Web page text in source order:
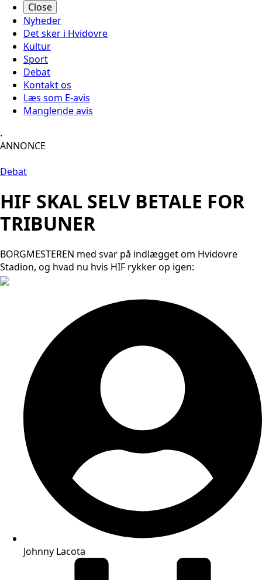
Close
Nyheder
Det sker i Hvidovre
Kultur
Sport
Debat
Kontakt os
Læs som E-avis
Manglende avis
.
ANNONCE
Debat
HIF SKAL SELV BETALE FOR
TRIBUNER
BORGMESTEREN med svar på indlægget om Hvidovre
Stadion, og hvad nu hvis HIF rykker op igen:
Johnny Lacota